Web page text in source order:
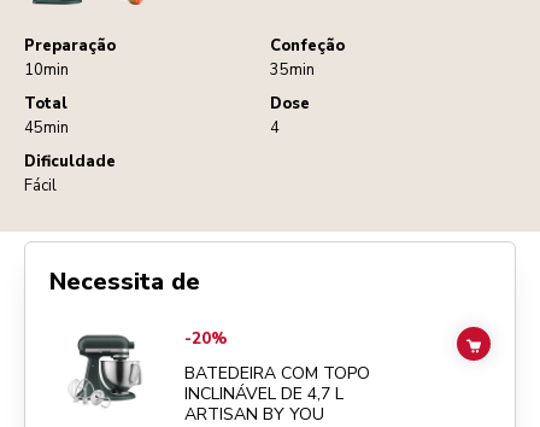
Preparação
10min
Confeção
35min
Total
45min
Dose
4
Dificuldade
Fácil
Necessita de
Go toBATEDEIRA COM TOPO INCLINÁVEL DE 4,7 L ARTISAN BY
-20%
BATEDEIRA COM TOPO
INCLINÁVEL DE 4,7 L
ARTISAN BY YOU
ADD